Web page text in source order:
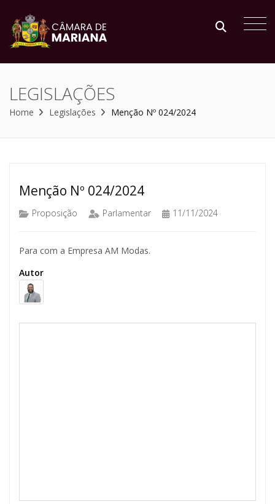
LEGISLAÇÕES
Home Legislações Menção Nº 024/2024
Menção Nº 024/2024
Proposição Parlamentar 11/11/2024
Para com a Empresa AM Modas.
Autor